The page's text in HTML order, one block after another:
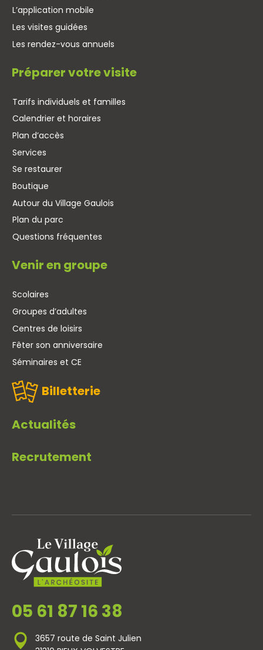
L’application mobile
Les visites guidées
Les rendez-vous annuels
Préparer votre visite
Tarifs individuels et familles
Calendrier et horaires
Plan d’accès
Services
Se restaurer
Boutique
Autour du Village Gaulois
Plan du parc
Questions fréquentes
Venir en groupe
Scolaires
Groupes d’adultes
Centres de loisirs
Fêter son anniversaire
Séminaires et CE
Billetterie
Actualités
Recrutement
05 61 87 16 38
3657 route de Saint Julien